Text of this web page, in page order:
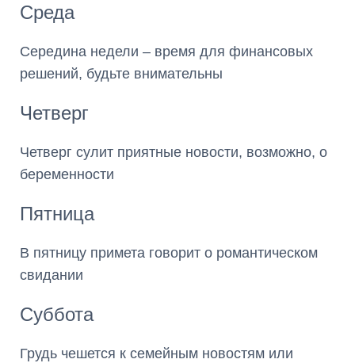
Среда
Середина недели – время для финансовых
решений, будьте внимательны
Четверг
Четверг сулит приятные новости, возможно, о
беременности
Пятница
В пятницу примета говорит о романтическом
свидании
Суббота
Грудь чешется к семейным новостям или